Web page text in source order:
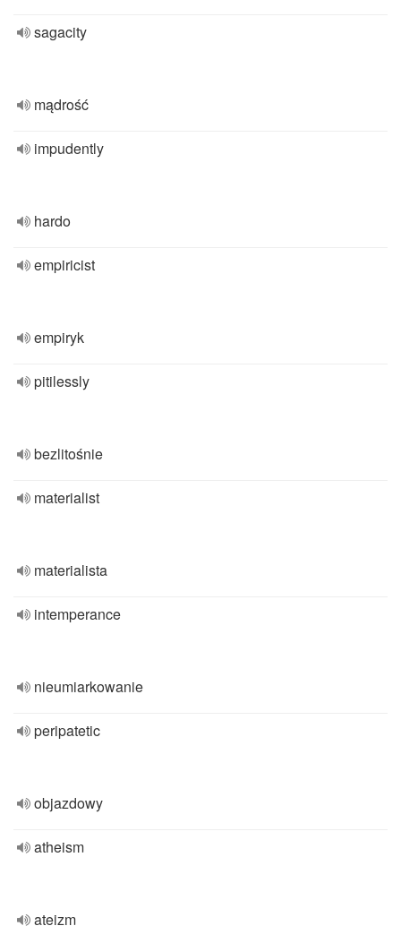
sagacity
mądrość
impudently
hardo
empiricist
empiryk
pitilessly
bezlitośnie
materialist
materialista
intemperance
nieumiarkowanie
peripatetic
objazdowy
atheism
ateizm